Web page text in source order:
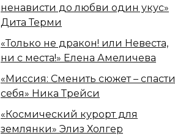
ненависти до любви один укус»
Дита Терми
«Только не дракон! или Невеста,
ни с места!» Елена Амеличева
«Миссия: Сменить сюжет – спасти
себя» Ника Трейси
«Космический курорт для
землянки» Элиз Холгер